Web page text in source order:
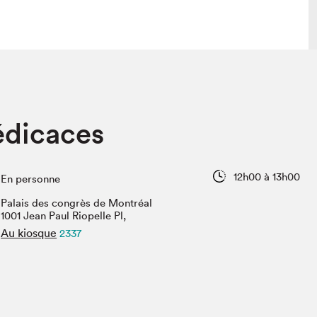
Vidéos et balados
En personne
12h00 à 13h00
Palais des congrès de Montréal
1001 Jean Paul Riopelle Pl,
Au kiosque 2337